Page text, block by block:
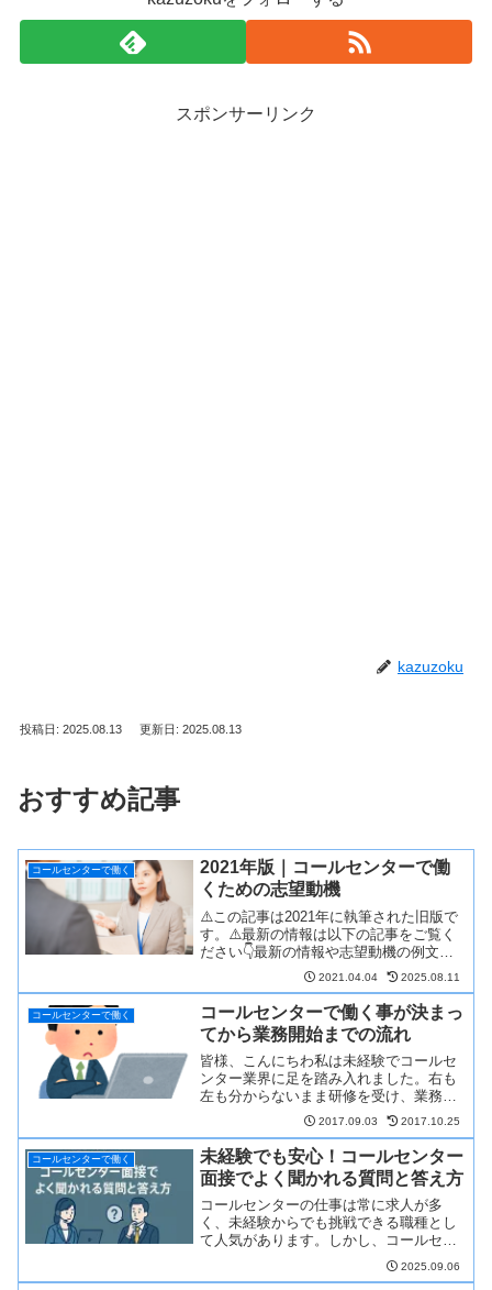
スポンサーリンク
kazuzoku
投稿日: 2025.08.13 更新日: 2025.08.13
おすすめ記事
コールセンターで働く
2021年版｜コールセンターで働
くための志望動機
⚠️この記事は2021年に執筆された旧版で
す。⚠️最新の情報は以下の記事をご覧く
ださい👇最新の情報や志望動機の例文
は、こちらの【2025年版・未経験でも書
2021.04.04 2025.08.11
コールセンターで働く
コールセンターで働く事が決まっ
てから業務開始までの流れ
皆様、こんにちわ私は未経験でコールセ
ンター業界に足を踏み入れました。右も
左も分からないまま研修を受け、業務を
開始しましたが、今思えば入社前に確認
しておけばよかっ...
2017.09.03 2017.10.25
コールセンターで働く
未経験でも安心！コールセンター
面接でよく聞かれる質問と答え方
コールセンターの仕事は常に求人が多
く、未経験からでも挑戦できる職種とし
て人気があります。しかし、コールセン
ター 面接では「誰でも採用」というわけ
2025.09.06